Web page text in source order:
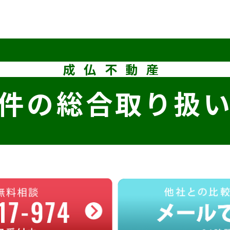
成仏不動産
の総合取り扱